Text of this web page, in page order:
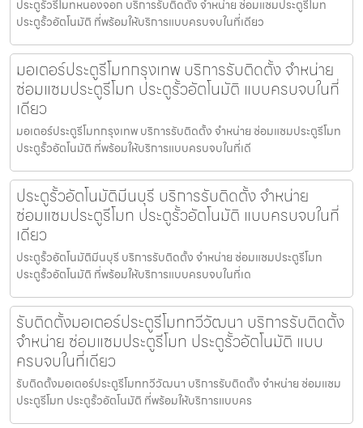
ประตูรั้วรีโมทหนองจอก บริการรับติดตั้ง จำหน่าย ซ่อมแซมประตูรีโมท
ประตูรั้วอัตโนมัติ ที่พร้อมให้บริการแบบครบจบในที่เดียว
มอเตอร์ประตูรีโมทกรุงเทพ บริการรับติดตั้ง จำหน่าย
ซ่อมแซมประตูรีโมท ประตูรั้วอัตโนมัติ แบบครบจบในที่
เดียว
มอเตอร์ประตูรีโมทกรุงเทพ บริการรับติดตั้ง จำหน่าย ซ่อมแซมประตูรีโมท
ประตูรั้วอัตโนมัติ ที่พร้อมให้บริการแบบครบจบในที่เดี
ประตูรั้วอัตโนมัติมีนบุรี บริการรับติดตั้ง จำหน่าย
ซ่อมแซมประตูรีโมท ประตูรั้วอัตโนมัติ แบบครบจบในที่
เดียว
ประตูรั้วอัตโนมัติมีนบุรี บริการรับติดตั้ง จำหน่าย ซ่อมแซมประตูรีโมท
ประตูรั้วอัตโนมัติ ที่พร้อมให้บริการแบบครบจบในที่เด
รับติดตั้งมอเตอร์ประตูรีโมททวีวัฒนา บริการรับติดตั้ง
จำหน่าย ซ่อมแซมประตูรีโมท ประตูรั้วอัตโนมัติ แบบ
ครบจบในที่เดียว
รับติดตั้งมอเตอร์ประตูรีโมททวีวัฒนา บริการรับติดตั้ง จำหน่าย ซ่อมแซม
ประตูรีโมท ประตูรั้วอัตโนมัติ ที่พร้อมให้บริการแบบคร